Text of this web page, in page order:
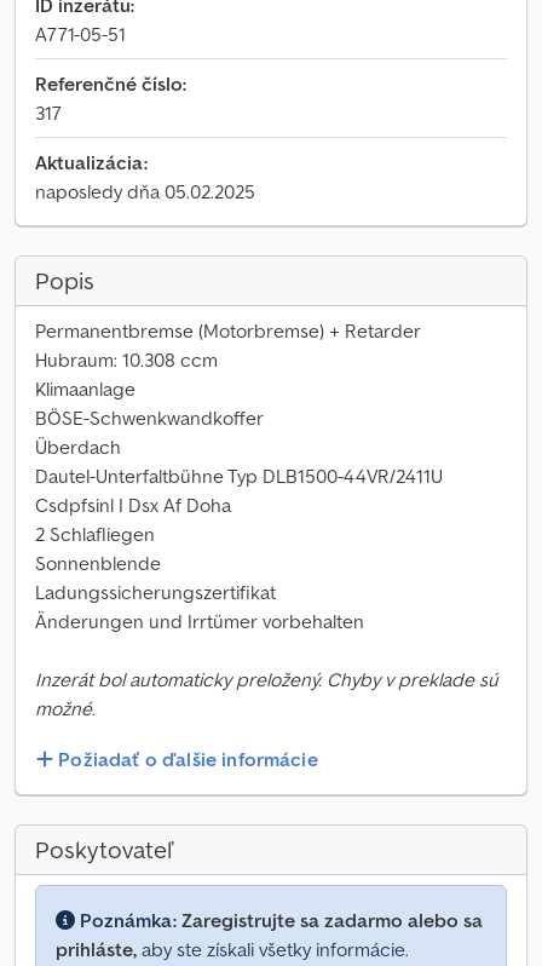
ID inzerátu:
A771-05-51
Referenčné číslo:
317
Aktualizácia:
naposledy dňa 05.02.2025
Popis
Permanentbremse (Motorbremse) + Retarder
Hubraum: 10.308 ccm
Klimaanlage
BÖSE-Schwenkwandkoffer
Überdach
Dautel-Unterfaltbühne Typ DLB1500-44VR/2411U
Csdpfsinl I Dsx Af Doha
2 Schlafliegen
Sonnenblende
Ladungssicherungszertifikat
Änderungen und Irrtümer vorbehalten
Inzerát bol automaticky preložený. Chyby v preklade sú
možné.
Požiadať o ďalšie informácie
Poskytovateľ
Poznámka: Zaregistrujte sa zadarmo alebo sa
prihláste, aby ste získali všetky informácie.